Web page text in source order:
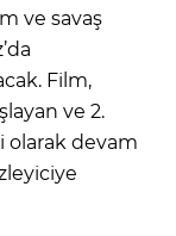
ve savaş
Film,
ve 2.
olarak devam